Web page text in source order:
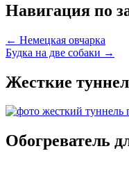
Навигация по
← Немецкая овчарка
Будка на две собаки →
Жесткие
Обогреватель